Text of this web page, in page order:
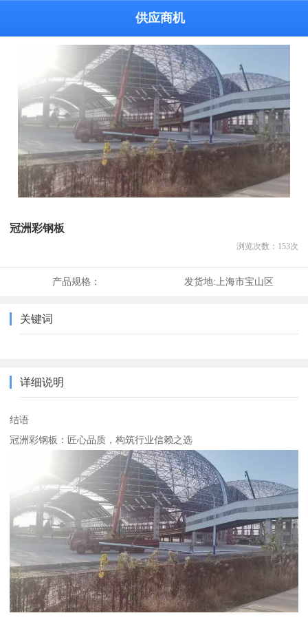
供应商机
冠洲彩钢板
浏览次数： 153次
产品规格： 发货地:上海市宝山区
关键词
详细说明
结语
冠洲彩钢板：匠心品质，构筑行业信赖之选